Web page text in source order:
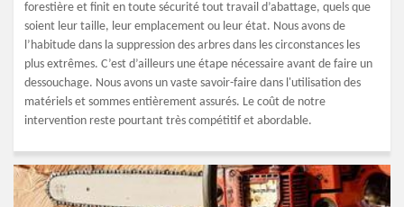
forestière et finit en toute sécurité tout travail d’abattage, quels que
soient leur taille, leur emplacement ou leur état. Nous avons de
l’habitude dans la suppression des arbres dans les circonstances les
plus extrêmes. C’est d’ailleurs une étape nécessaire avant de faire un
dessouchage. Nous avons un vaste savoir-faire dans l'utilisation des
matériels et sommes entièrement assurés. Le coût de notre
intervention reste pourtant très compétitif et abordable.